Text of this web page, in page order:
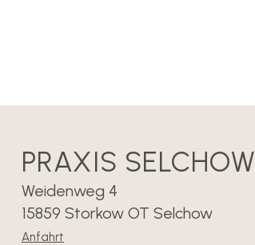
PRAXIS SELCHOW
Weidenweg 4
15859 Storkow OT Selchow
Anfahrt